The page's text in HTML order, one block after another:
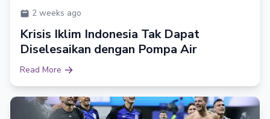
2 weeks ago
Krisis Iklim Indonesia Tak Dapat
Diselesaikan dengan Pompa Air
Read More